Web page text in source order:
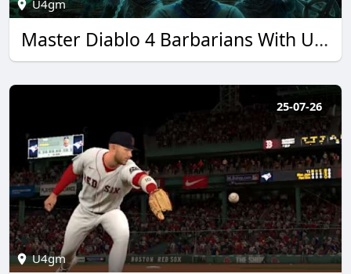
U4gm
Master Diablo 4 Barbarians With U4GM
25-07-26
U4gm